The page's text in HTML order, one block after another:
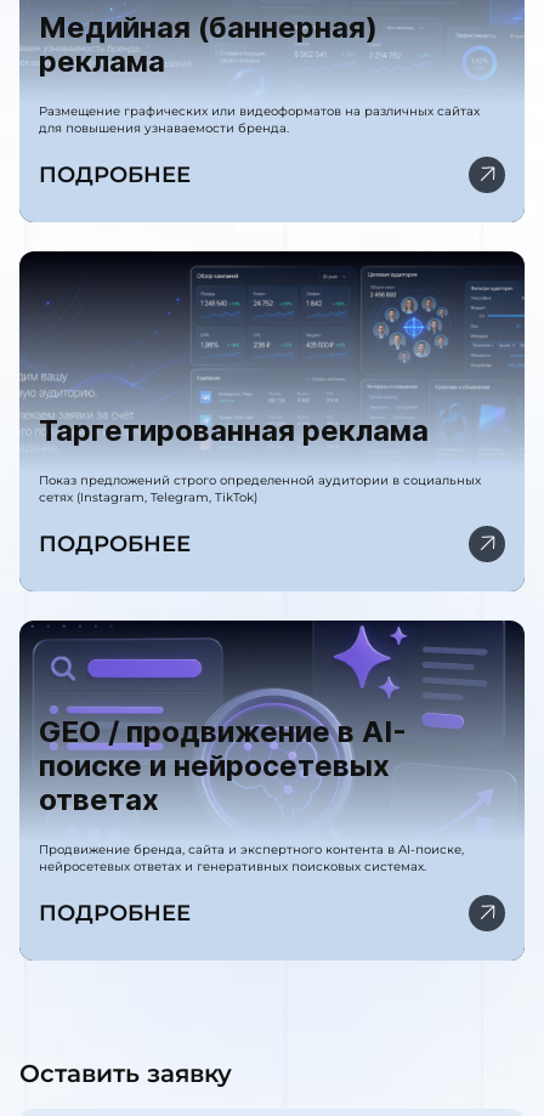
Оставить заявку
Медийная (баннерная)
реклама
Размещение графических или видеоформатов на различных сайтах
для повышения узнаваемости бренда.
ПОДРОБНЕЕ
Таргетированная реклама
Показ предложений строго определенной аудитории в социальных
сетях (Instagram, Telegram, TikTok)
ПОДРОБНЕЕ
GEO / продвижение в AI-
поиске и нейросетевых
ответах
Продвижение бренда, сайта и экспертного контента в AI-поиске,
нейросетевых ответах и генеративных поисковых системах.
ПОДРОБНЕЕ